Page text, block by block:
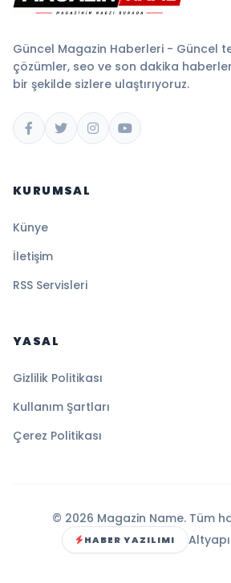
Güncel Magazin Haberleri - Güncel
çözümler, seo ve son dakika
bir şekilde sizlere ulaştırıyoruz.
KURUMSAL
Künye
İletişim
RSS Servisleri
YASAL
Gizlilik Politikası
Kullanım Şartları
Çerez Politikası
© 2026 Magazin Name. Tüm
HABER YAZILIMI